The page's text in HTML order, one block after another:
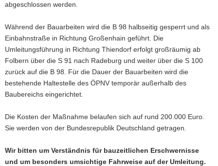
o
abgeschlossen werden.
Während der Bauarbeiten wird die B 98 halbseitig gesperrt und als
Einbahnstraße in Richtung Großenhain geführt. Die
Umleitungsführung in Richtung Thiendorf erfolgt großräumig ab
Folbern über die S 91 nach Radeburg und weiter über die S 100
zurück auf die B 98. Für die Dauer der Bauarbeiten wird die
bestehende Haltestelle des ÖPNV temporär außerhalb des
Baubereichs eingerichtet.
Die Kosten der Maßnahme belaufen sich auf rund 200.000 Euro.
Sie werden von der Bundesrepublik Deutschland getragen.
Wir bitten um Verständnis für bauzeitlichen Erschwernisse
und um besonders umsichtige Fahrweise auf der Umleitung.